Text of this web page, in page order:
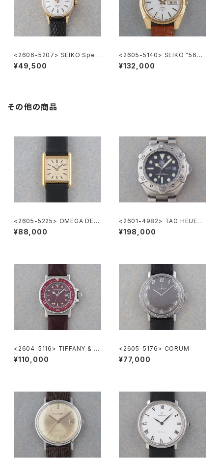
<2606-5207> SEIKO Speci
al
¥49,500
<2605-5140> SEIKO ”56K
S" KING SEIKO
¥132,000
その他の商品
<2605-5225> OMEGA DE V
ILE
¥88,000
<2601-4982> TAG HEUER
Super Professional
¥198,000
<2604-5116> TIFFANY & C
o. Diver's
¥110,000
<2605-5176> CORUM
¥77,000